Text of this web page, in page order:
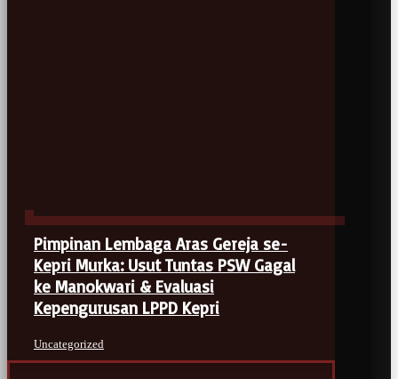
Pimpinan Lembaga Aras Gereja se-
Kepri Murka: Usut Tuntas PSW Gagal
ke Manokwari & Evaluasi
Kepengurusan LPPD Kepri
Uncategorized